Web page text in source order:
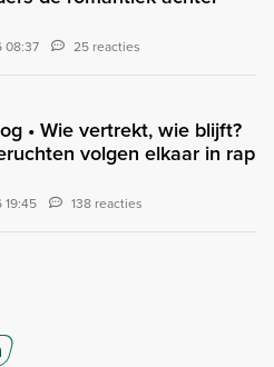
08:37 25 reacties
• Wie vertrekt, wie blijft?
volgen elkaar in rap
19:45 138 reacties